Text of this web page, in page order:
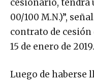
cesionario, tendrá
00/100 M.N.)”,
contrato de cesión
15 de enero de 2019.
Luego de haberse